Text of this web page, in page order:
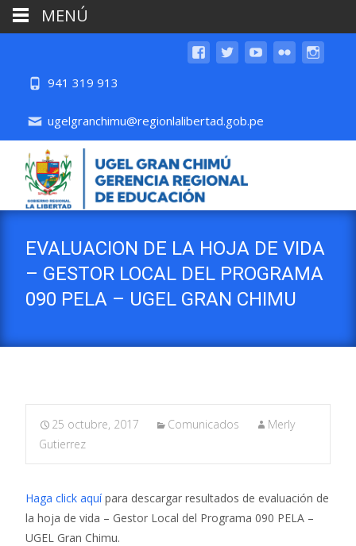
941 319 913
ugelgranchimu@regionlalibertad.gob.pe
EVALUACION DE LA HOJA DE VIDA
– GESTOR LOCAL DEL PROGRAMA
090 PELA – UGEL GRAN CHIMU
25 octubre, 2017 Comunicados
Merly
Gutierrez
Haga click aquípara descargar resultados de evaluación de
la hoja de vida – Gestor Local del Programa 090 PELA –
UGEL Gran Chimu.
MENÚ